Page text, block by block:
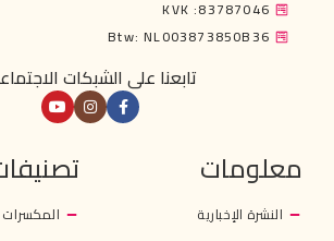
KVK :83787046
Btw: NL003873850B36
تابعنا على الشبكات
معلومات
النشرة الإخبارية
المكسرات